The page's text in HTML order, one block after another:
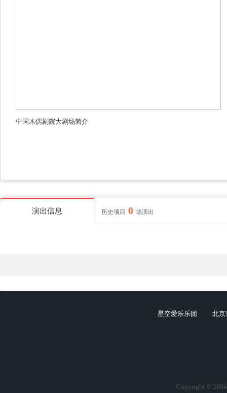
中国木偶剧院大剧场简介
演出信息 历史项目 0 场演出
星空爱乐乐团 北京
Copyright ©